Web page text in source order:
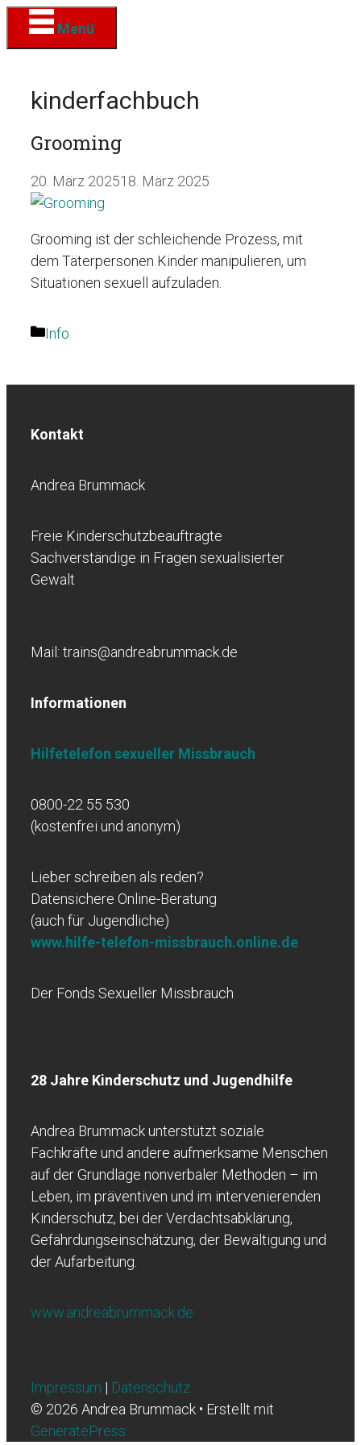
Zum
Inhalt
Menü
kinderfachbuch
Grooming
20. März 202518. März 2025
Grooming ist der schleichende Prozess, mit
dem Täterpersonen Kinder manipulieren, um
Situationen sexuell aufzuladen.
Kategorien
Info
Kontakt
Andrea Brummack
Freie Kinderschutzbeauftragte
Sachverständige in Fragen sexualisierter
Gewalt
Mail: trains@andreabrummack.de
Informationen
Hilfetelefon sexueller Missbrauch
0800-22 55 530
(kostenfrei und anonym)
Lieber schreiben als reden?
Datensichere Online-Beratung
(auch für Jugendliche)
www.hilfe-telefon-missbrauch.online.de
Der Fonds Sexueller Missbrauch
28 Jahre Kinderschutz und Jugendhilfe
Andrea Brummack unterstützt soziale
Fachkräfte und andere aufmerksame Menschen
auf der Grundlage nonverbaler Methoden – im
Leben, im präventiven und im intervenierenden
Kinderschutz, bei der Verdachtsabklärung,
Gefährdungseinschätzung, der Bewältigung und
der Aufarbeitung.
www.andreabrummack.de
Impressum | Datenschutz
© 2026 Andrea Brummack • Erstellt mit
GeneratePress